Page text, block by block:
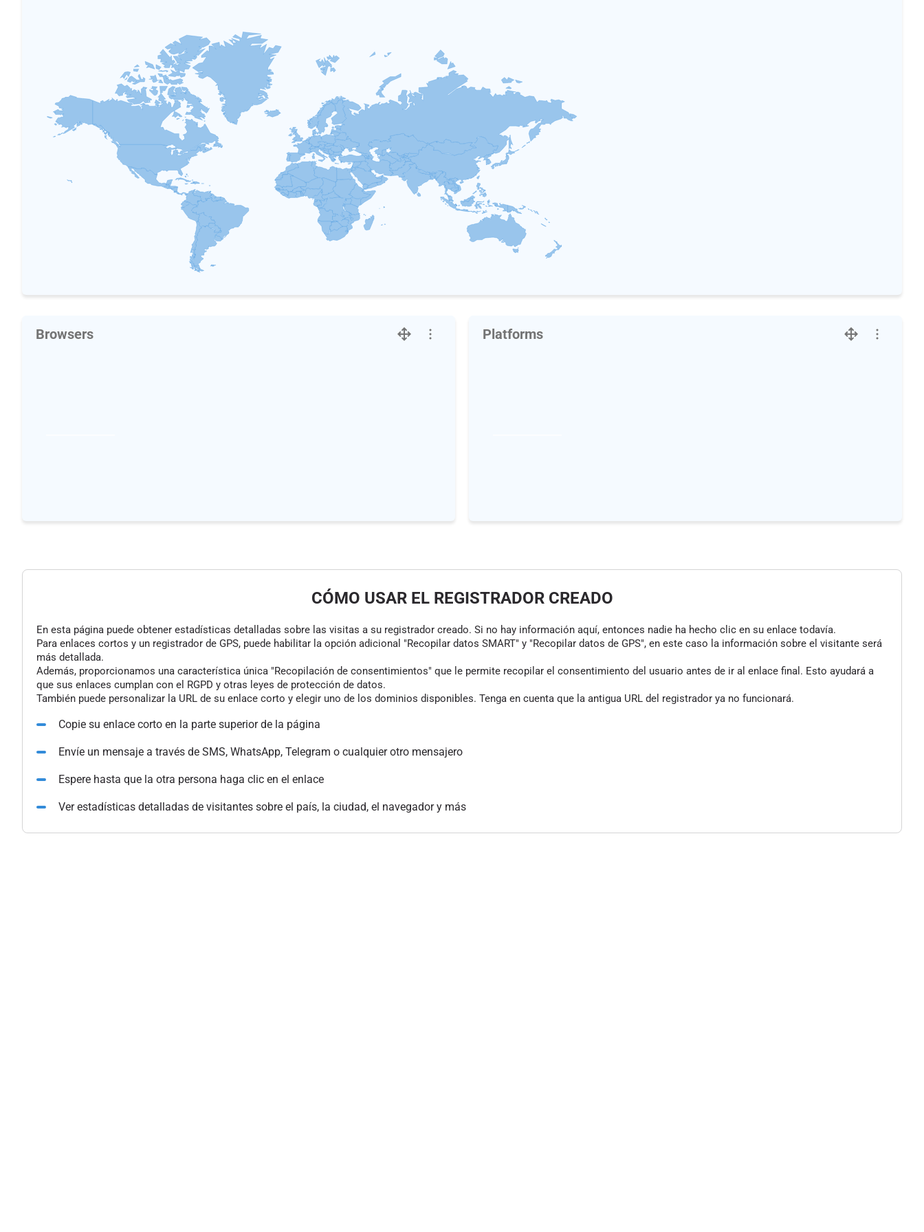
Browsers Platforms
CÓMO USAR EL REGISTRADOR CREADO
En esta página puede obtener estadísticas detalladas sobre las visitas a su registrador creado. Si no hay información aquí, entonces nadie ha hecho clic en su enlace todavía.
Para enlaces cortos y un registrador de GPS, puede habilitar la opción adicional "Recopilar datos SMART" y "Recopilar datos de GPS", en este caso la información sobre el visitante será
más detallada.
Además, proporcionamos una característica única "Recopilación de consentimientos" que le permite recopilar el consentimiento del usuario antes de ir al enlace final. Esto ayudará a
que sus enlaces cumplan con el RGPD y otras leyes de protección de datos.
También puede personalizar la URL de su enlace corto y elegir uno de los dominios disponibles. Tenga en cuenta que la antigua URL del registrador ya no funcionará.
Copie su enlace corto en la parte superior de la página
Envíe un mensaje a través de SMS, WhatsApp, Telegram o cualquier otro mensajero
Espere hasta que la otra persona haga clic en el enlace
Ver estadísticas detalladas de visitantes sobre el país, la ciudad, el navegador y más